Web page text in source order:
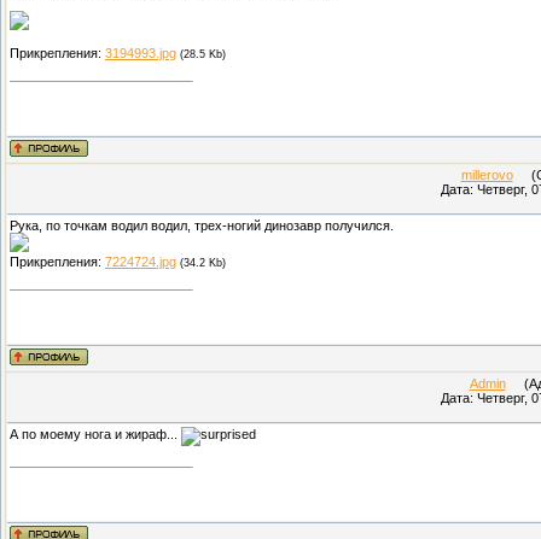
Прикрепления: 3194993.jpg (28.5 Kb)
millerovo
Дата: Четверг,
Рука, по точкам водил водил, трех-ногий динозавр получился.
Прикрепления: 7224724.jpg (34.2 Kb)
Admin
Дата: Четверг,
А по моему нога и жираф...